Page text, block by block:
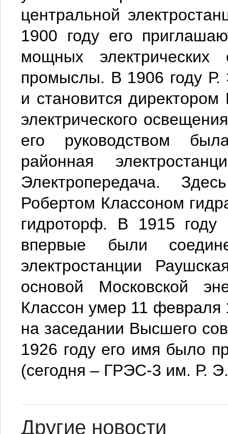
центральной
1900 году его
мощных
промыслы. В 1906 году Р.
и становится
электрического
его руководством
районная
Электропередача.
Робертом Классоном
гидроторф. В 1915 году
впервые были
электростанции
основой Московской
Классон умер 11 февраля
на заседании Высшего
1926 году его имя было
(сегодня – ГРЭС-3 им. Р.
Другие новости